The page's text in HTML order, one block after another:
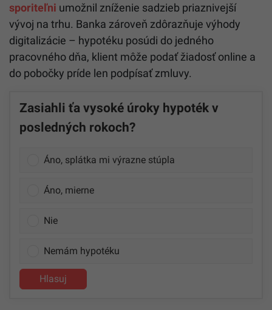
sporiteľni umožnil zníženie sadzieb priaznivejší
vývoj na trhu. Banka zároveň zdôrazňuje výhody
digitalizácie – hypotéku posúdi do jedného
pracovného dňa, klient môže podať žiadosť online a
do pobočky príde len podpísať zmluvy.
Zasiahli ťa vysoké úroky hypoték v
posledných rokoch?
Áno, splátka mi výrazne stúpla
Áno, mierne
Nie
Nemám hypotéku
Hlasuj